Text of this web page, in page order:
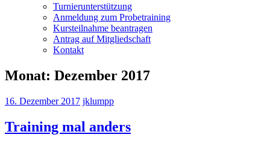
Turnierunterstützung
Anmeldung zum Probetraining
Kursteilnahme beantragen
Antrag auf Mitgliedschaft
Kontakt
Monat: Dezember 2017
16. Dezember 2017 jklumpp
Training mal anders